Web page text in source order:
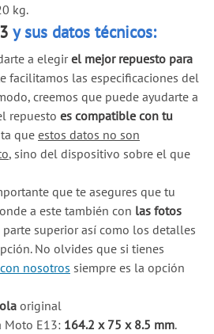
kg.
y sus datos técnicos:
a elegirel mejor repuesto para
facilitamos las especificaciones del
creemos que puede ayudarte a
repuesto es compatible con tu
que estos datos no son
, sino del dispositivo sobre el que
que te asegures que tu
a este también con las fotos
superior así como los detalles
No olvides que si tienes
nosotros siempre es la opción
original
Moto E13: 164.2 x 75 x 8.5 mm.